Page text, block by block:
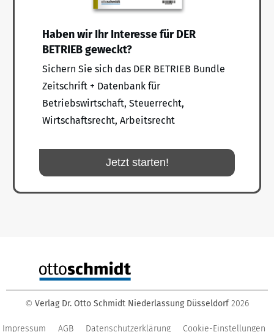
Haben wir Ihr Interesse für DER
BETRIEB geweckt?
Sichern Sie sich das DER BETRIEB Bundle
Zeitschrift + Datenbank für
Betriebswirtschaft, Steuerrecht,
Wirtschaftsrecht, Arbeitsrecht
Jetzt starten!
© Verlag Dr. Otto Schmidt Niederlassung Düsseldorf 2026
Impressum AGB Datenschutzerklärung Cookie-Einstellungen